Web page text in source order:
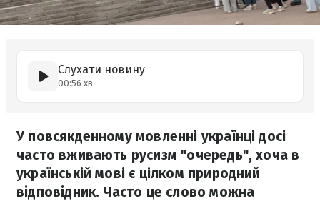
Слухати новину
00:56 хв
У повсякденному мовленні українці досі
часто вживають русизм "очередь", хоча в
українській мові є цілком природний
відповідник. Часто це слово можна